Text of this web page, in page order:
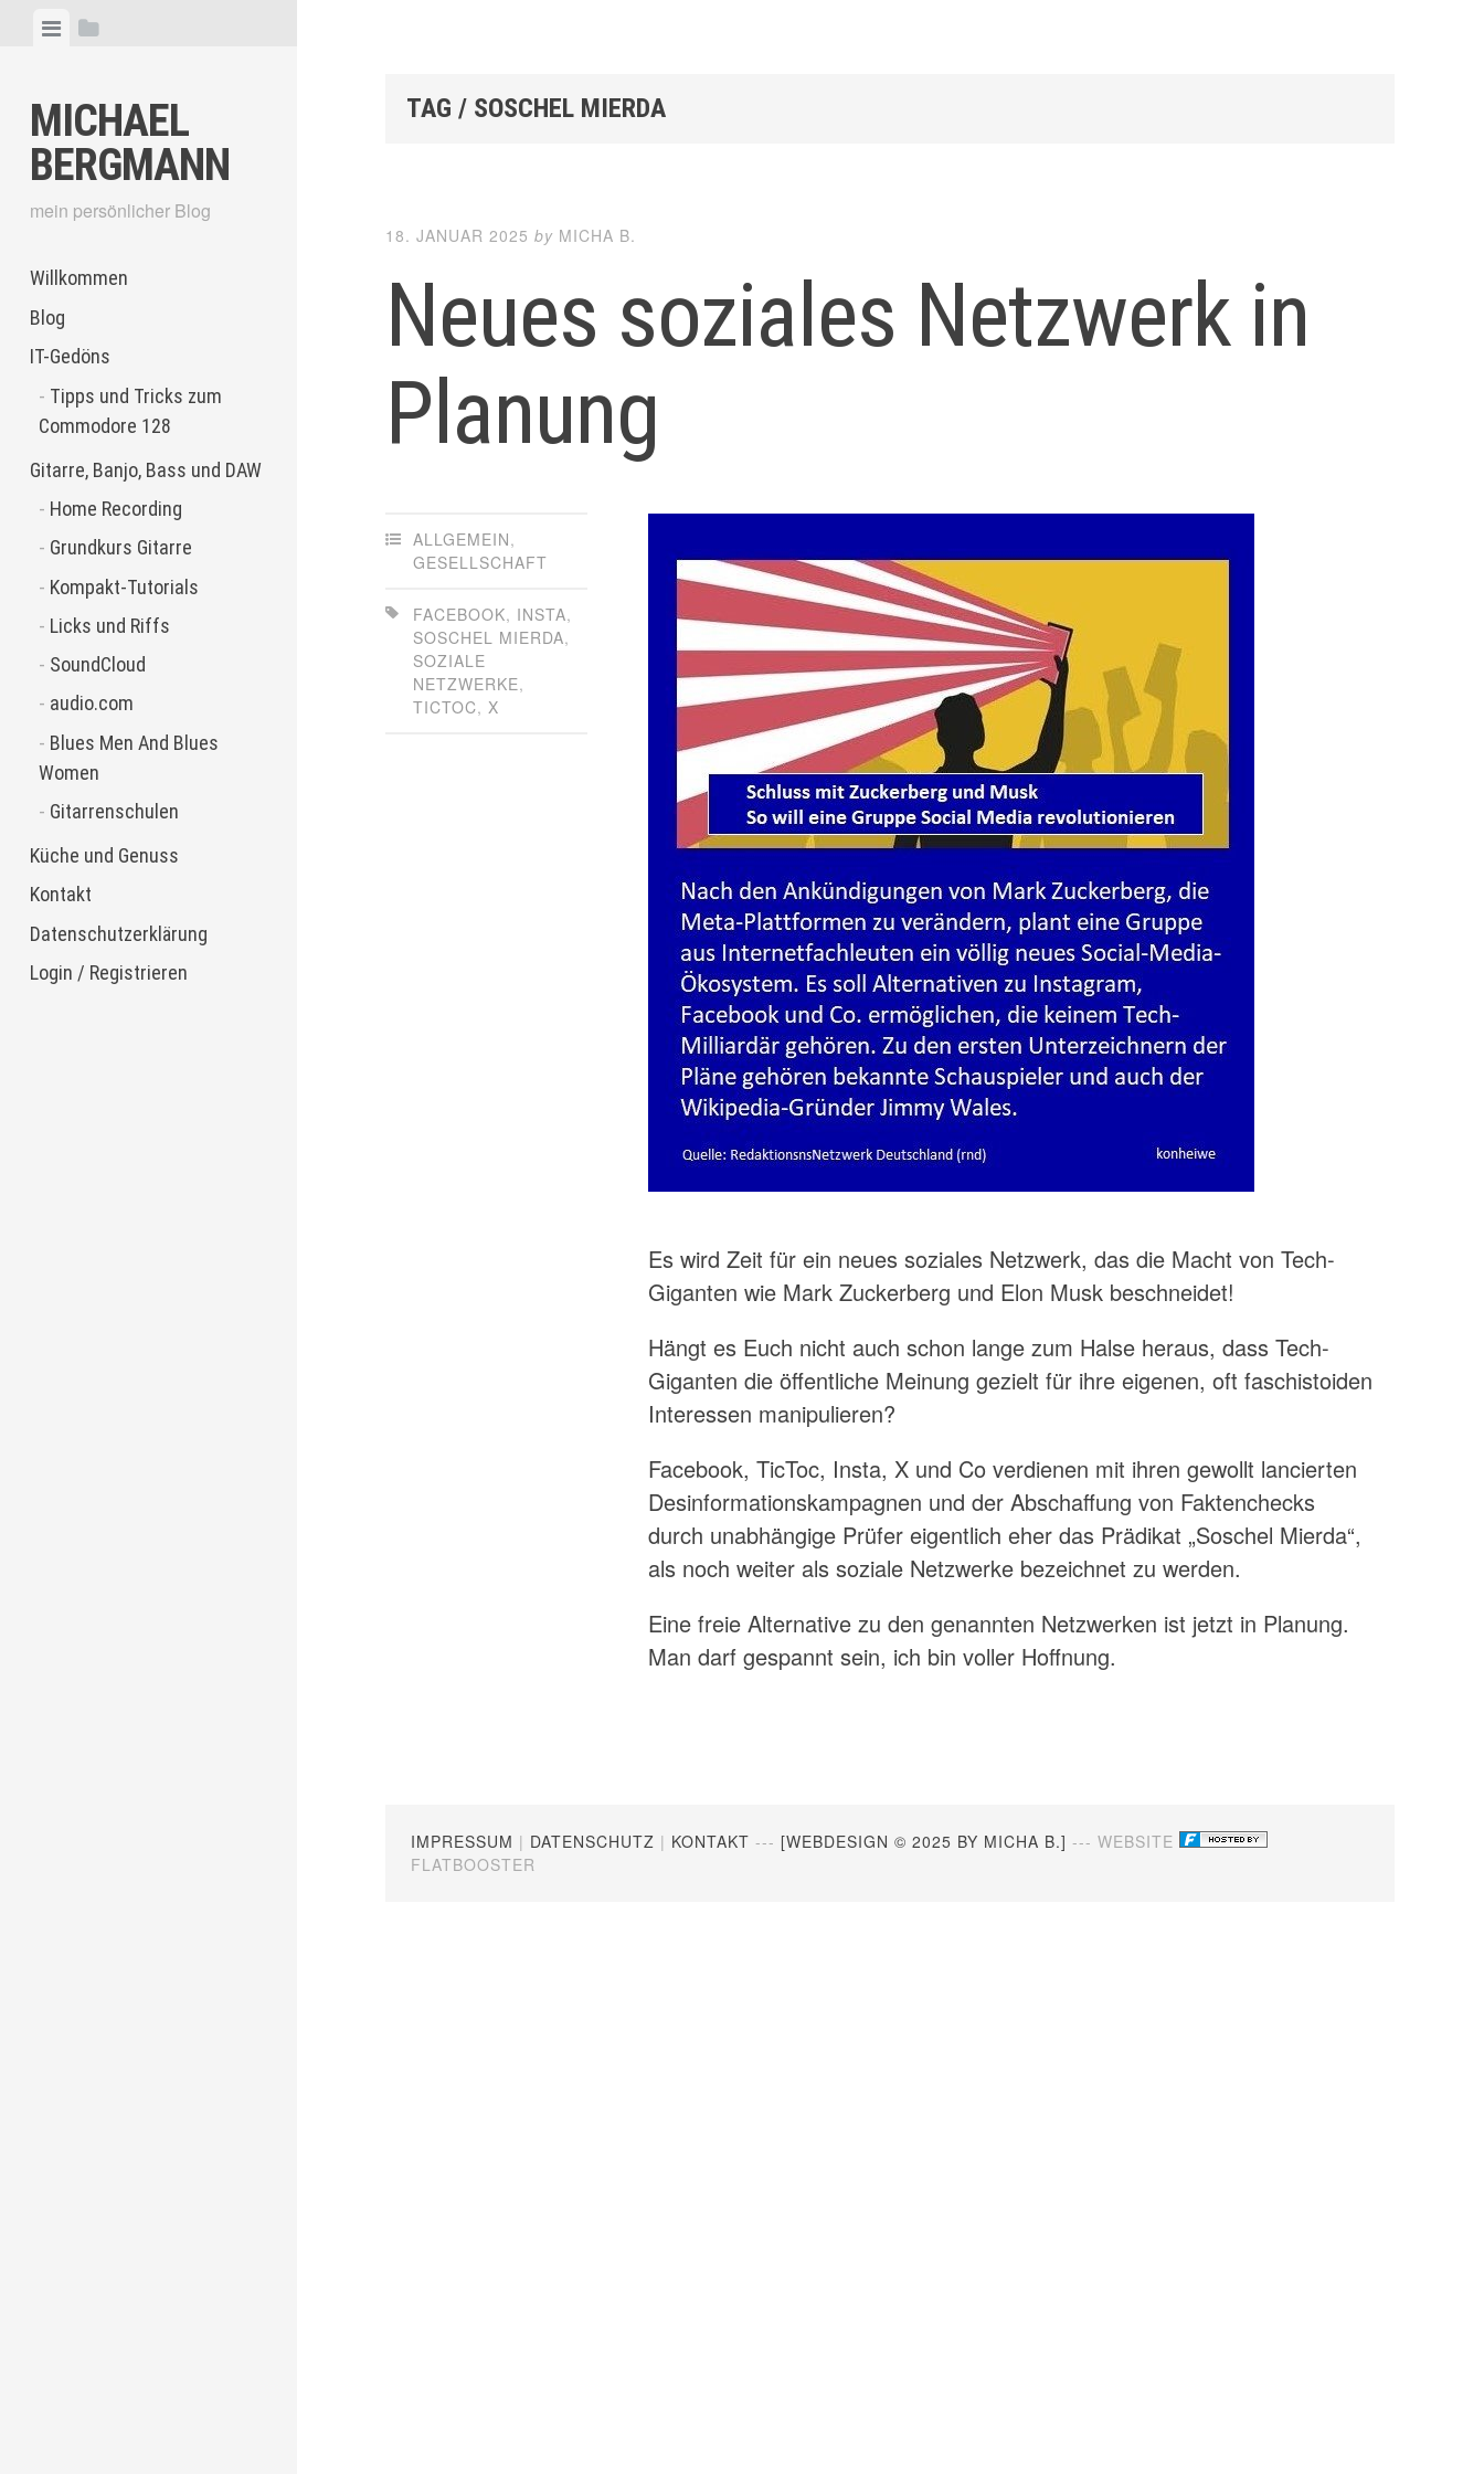
ViewView
MICHAEL
BERGMANN
mein persönlicher Blog
Willkommen
Blog
IT-Gedöns
Tipps und Tricks zum
Commodore 128
Gitarre, Banjo, Bass und DAW
Home Recording
Grundkurs Gitarre
Kompakt-Tutorials
Licks und Riffs
SoundCloud
audio.com
Blues Men And Blues
Women
Gitarrenschulen
Küche und Genuss
Kontakt
Datenschutzerklärung
Login / Registrieren
TAG / SOSCHEL MIERDA
18. JANUAR 2025 by MICHA B.
Neues soziales Netzwerk in
Planung
ALLGEMEIN,
GESELLSCHAFT
FACEBOOK, INSTA,
SOSCHEL MIERDA,
SOZIALE
NETZWERKE,
TICTOC, X
Es wird Zeit für ein neues soziales Netzwerk, das die Macht von Tech-
Giganten wie Mark Zuckerberg und Elon Musk beschneidet!
Hängt es Euch nicht auch schon lange zum Halse heraus, dass Tech-
Giganten die öffentliche Meinung gezielt für ihre eigenen, oft faschistoiden
Interessen manipulieren?
Facebook, TicToc, Insta, X und Co verdienen mit ihren gewollt lancierten
Desinformationskampagnen und der Abschaffung von Faktenchecks
durch unabhängige Prüfer eigentlich eher das Prädikat „Soschel Mierda“,
als noch weiter als soziale Netzwerke bezeichnet zu werden.
Eine freie Alternative zu den genannten Netzwerken ist jetzt in Planung.
Man darf gespannt sein, ich bin voller Hoffnung.
IMPRESSUM | DATENSCHUTZ | KONTAKT --- [WEBDESIGN © 2025 BY MICHA B.] --- WEBSITE
FLATBOOSTER